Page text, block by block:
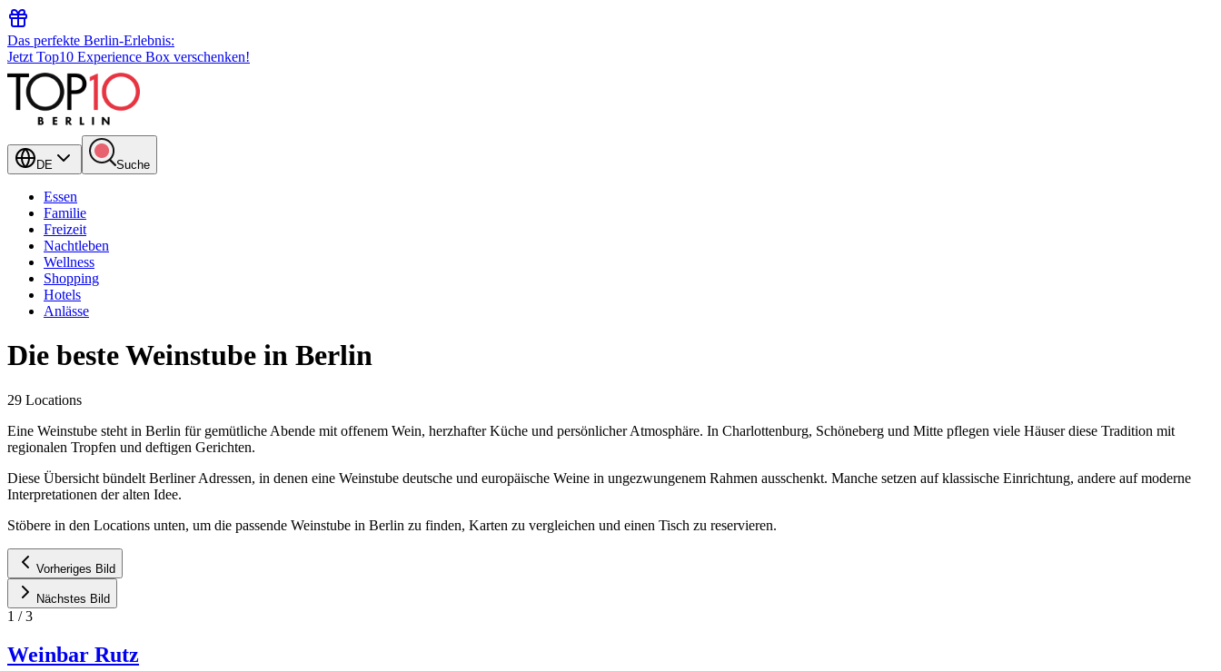
Das perfekte Berlin-Erlebnis:
Jetzt Top10 Experience Box verschenken!
DE Suche
Essen
Familie
Freizeit
Nachtleben
Wellness
Shopping
Hotels
Anlässe
Die beste Weinstube in Berlin
29 Locations
Eine Weinstube steht in Berlin für gemütliche Abende mit offenem Wein, herzhafter Küche und persönlicher Atmosphäre. In Charlottenburg, Schöneberg und Mitte pflegen viele Häuser diese Tradition mit
regionalen Tropfen und deftigen Gerichten.
Diese Übersicht bündelt Berliner Adressen, in denen eine Weinstube deutsche und europäische Weine in ungezwungenem Rahmen ausschenkt. Manche setzen auf klassische Einrichtung, andere auf moderne
Interpretationen der alten Idee.
Stöbere in den Locations unten, um die passende Weinstube in Berlin zu finden, Karten zu vergleichen und einen Tisch zu reservieren.
Vorheriges Bild
Nächstes Bild
1 /3
Weinbar Rutz